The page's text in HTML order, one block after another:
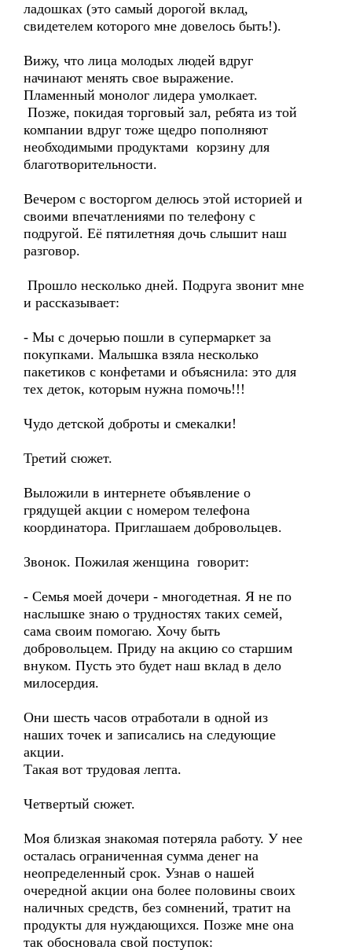
ладошках (это самый дорогой вклад,
свидетелем которого мне довелось быть!).
Вижу, что лица молодых людей вдруг
начинают менять свое выражение.
Пламенный монолог лидера умолкает.
Позже, покидая торговый зал, ребята из той
компании вдруг тоже щедро пополняют
необходимыми продуктами корзину для
благотворительности.
Вечером с восторгом делюсь этой историей и
своими впечатлениями по телефону с
подругой. Её пятилетняя дочь слышит наш
разговор.
Прошло несколько дней. Подруга звонит мне
и рассказывает:
- Мы с дочерью пошли в супермаркет за
покупками. Малышка взяла несколько
пакетиков с конфетами и объяснила: это для
тех деток, которым нужна помочь!!!
Чудо детской доброты и смекалки!
Третий сюжет.
Выложили в интернете объявление о
грядущей акции с номером телефона
координатора. Приглашаем добровольцев.
Звонок. Пожилая женщина говорит:
- Семья моей дочери - многодетная. Я не по
наслышке знаю о трудностях таких семей,
сама своим помогаю. Хочу быть
добровольцем. Приду на акцию со старшим
внуком. Пусть это будет наш вклад в дело
милосердия.
Они шесть часов отработали в одной из
наших точек и записались на следующие
акции.
Такая вот трудовая лепта.
Четвертый сюжет.
Моя близкая знакомая потеряла работу. У нее
осталась ограниченная сумма денег на
неопределенный срок. Узнав о нашей
очередной акции она более половины своих
наличных средств, без сомнений, тратит на
продукты для нуждающихся. Позже мне она
так обосновала свой поступок: